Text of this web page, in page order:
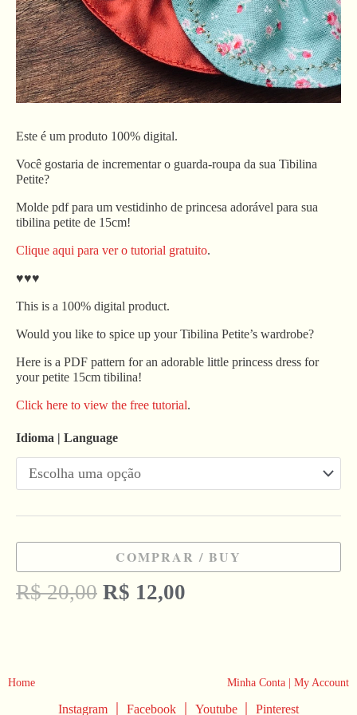
Este é um produto 100% digital.
Você gostaria de incrementar o guarda-roupa da sua Tibilina
Petite?
Molde pdf para um vestidinho de princesa adorável para sua
tibilina petite de 15cm!
Clique aqui para ver o tutorial gratuito.
♥♥♥
This is a 100% digital product.
Would you like to spice up your Tibilina Petite’s wardrobe?
Here is a PDF pattern for an adorable little princess dress for
your petite 15cm tibilina!
Click here to view the free tutorial.
Idioma | Language
COMPRAR / BUY
R$20,00 R$ 12,00
Home Minha Conta | My Account
Instagram | Facebook | Youtube | Pinterest